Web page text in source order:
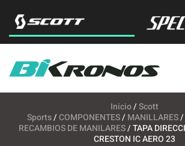
Inicio/Scott
Sports/ COMPONENTES/ MANILLARES/
RECAMBIOS DE MANILARES/ TAPA
CRESTON IC AERO 23